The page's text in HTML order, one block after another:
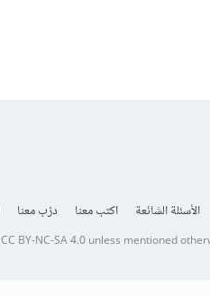
الأسئلة الشائعة اكتب معنا درّب معنا
CC BY-NC-SA 4.0unless mentioned